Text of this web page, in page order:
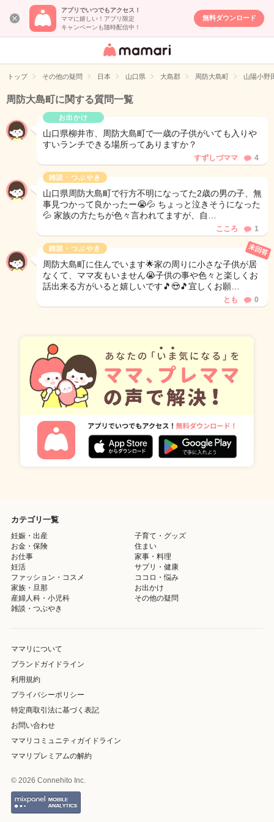
アプリでいつでもアクセス！
ママに嬉しい！アプリ限定
キャンペーンも随時配信中！
無料ダウンロード
女性専用匿名QA
イト
トップ その他の疑問 日本 山口県 大島郡 周防大島町 山陽小野
周防大島町に関する質問一覧
お出かけ
山口県柳井市、周防大島町で一歳の子供がいても入りや
すいランチできる場所ってありますか？
すずしづママ 4
雑談・つぶやき
山口県周防大島町で行方不明になってた2歳の男の子、無
事見つかって良かったー😭💦 ちょっと泣きそうになった
💦 家族の方たちが色々言われてますが、自…
こころ 1
雑談・つぶやき
周防大島町に住んでいます🌟家の周りに小さな子供が居
なくて、ママ友もいません😭子供の事や色々と楽しくお
話出来る方がいると嬉しいです🎵😍🎵宜しくお願…
未回答
とも 0
カテゴリ一覧
妊娠・出産
子育て・グッズ
お金・保険
住まい
お仕事
家事・料理
妊活
サプリ・健康
ファッション・コスメ
ココロ・悩み
家族・旦那
お出かけ
産婦人科・小児科
その他の疑問
雑談・つぶやき
ママリについて
ブランドガイドライン
利用規約
プライバシーポリシー
特定商取引法に基づく表記
お問い合わせ
ママリコミュニティガイドライン
ママリプレミアムの解約
© 2026 Connehito Inc.